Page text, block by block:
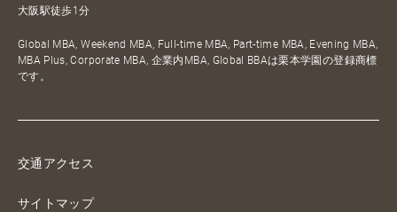
大阪駅徒歩1分
Global MBA, Weekend MBA, Full-time MBA, Part-time MBA, Evening MBA,
MBA Plus, Corporate MBA, 企業内MBA, Global BBAは栗本学園の登録商標
です。
交通アクセス
サイトマップ